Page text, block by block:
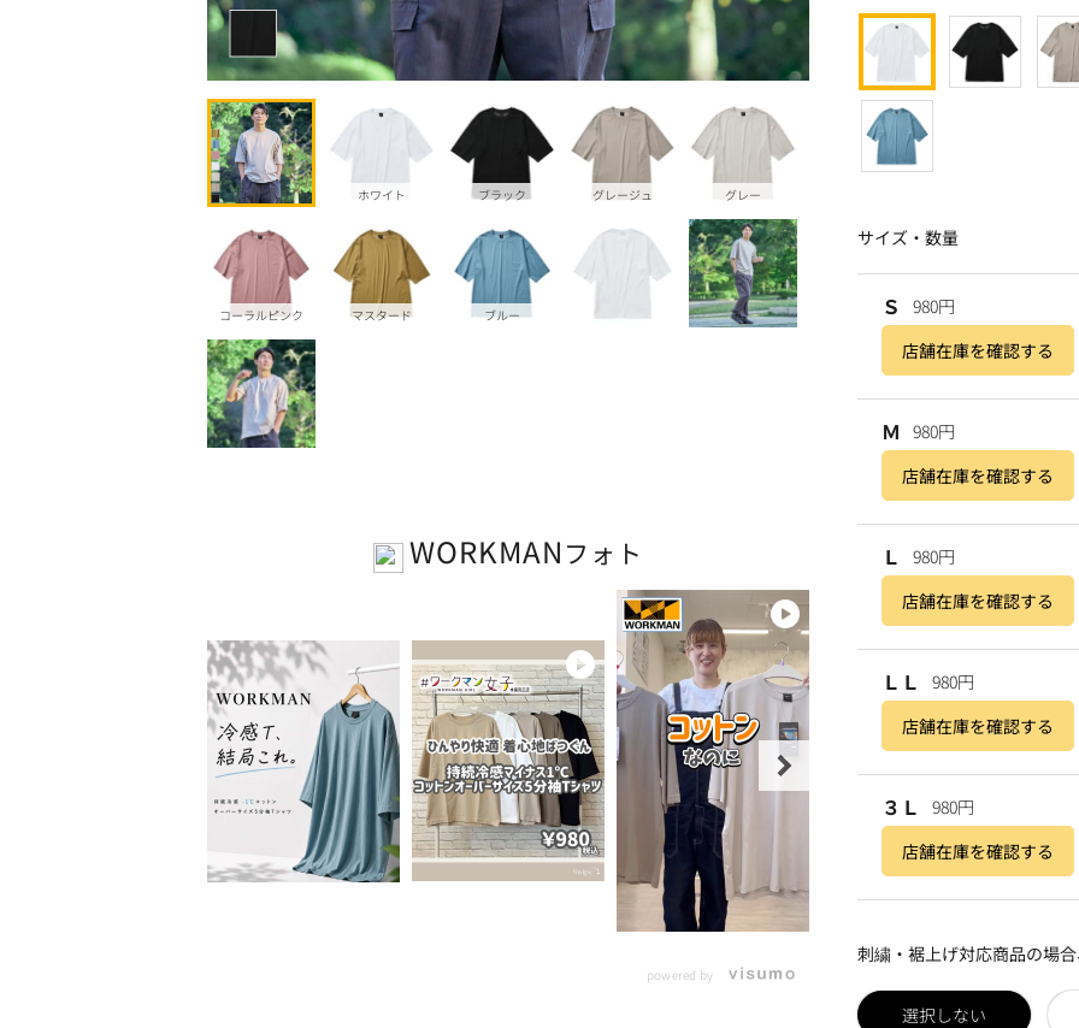
ホワイト ブラック グレージュ グレー
コーラルピンク マスタード ブルー
WORKMAN フォト
powered by
サイズ・数量
Ｓ
980円
店舗在庫を確認する
Ｍ 980円
店舗在庫を確認する
Ｌ
980円
店舗在庫を確認する
ＬＬ
980円
店舗在庫を確認する
３Ｌ 980円
店舗在庫を確認する
刺繍・裾上げ対応商品の場
選択しない